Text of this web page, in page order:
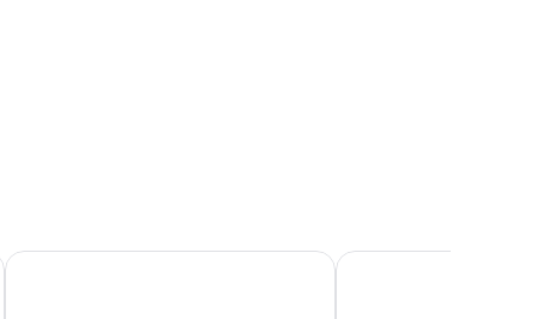
Hotel Madera The Royal Sonesta